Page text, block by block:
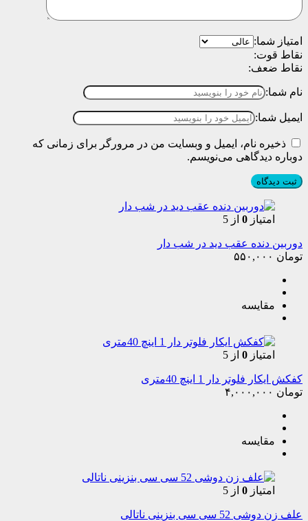
امتیاز شما:
نقاط قوت:
نقاط ضعف:
نام شما:
ایمیل شما:
ذخیره نام، ایمیل و وبسایت من در مرورگر برای زمانی که
دوباره دیدگاهی می‌نویسم.
امتیاز 0 از 5
دوربین دنده عقب دید در شب دار
تومان
مقایسه
امتیاز 0 از 5
کفکش ایکار فلوتر دار 1 اینچ 40متری
تومان
مقایسه
امتیاز 0 از 5
علف زن دوشی 52 سی سی بنزینی ناتالی